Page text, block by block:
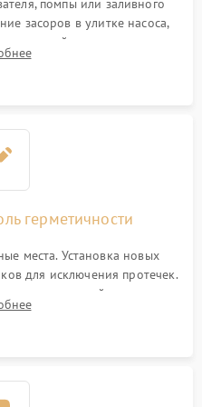
помпы или заливного
засоров в улитке насоса,
ремонт платы
поврежденной проводки.
герметичности
места. Установка новых
для исключения протечек.
системы,
датчика поплавка.